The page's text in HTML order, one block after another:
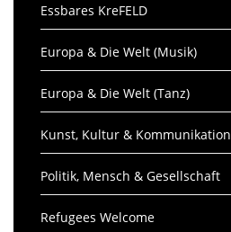
Essbares KreFELD
Europa & Die Welt (Musik)
Europa & Die Welt (Tanz)
Kunst, Kultur & Kommunikation
Politik, Mensch & Gesellschaft
Refugees Welcome